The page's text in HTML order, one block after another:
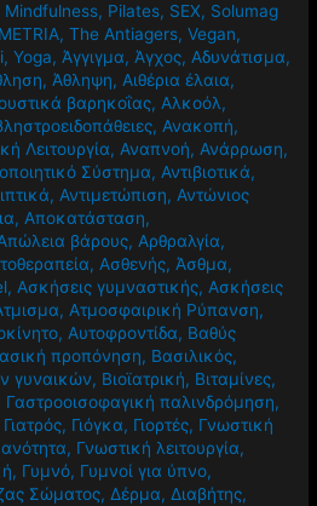
Mindfulness, Pilates, SEX, Solumag
,The Antiagers,Vegan,
,Yoga, Άγγιγμα, Άγχος, Αδυνάτισμα,
, Άθληψη, Αιθέρια έλαια,
βαρηκοΐας, Αλκοόλ,
, Ανακοπή,
Λειτουργία, Αναπνοή, Ανάρρωση,
Σύστημα, Αντιβιοτικά,
, Αντιμετώπιση, Αντώνιος
, Αποκατάσταση,
βάρους, Αρθραλγία,
, Ασθενής, Άσθμα,
, Ασκήσεις γυμναστικής, Ασκήσεις
, Ατμοσφαιρική Ρύπανση,
, Αυτοφροντίδα, Βαθύς
προπόνηση, Βασιλικός,
γυναικών, Βιοϊατρική, Βιταμίνες,
Γαστροοισοφαγική παλινδρόμηση,
Γιατρός, Γιόγκα, Γιορτές, Γνωστική
, Γνωστική λειτουργία,
, Γυμνό, Γυμνοί για ύπνο,
Σώματος, Δέρμα, Διαβήτης,